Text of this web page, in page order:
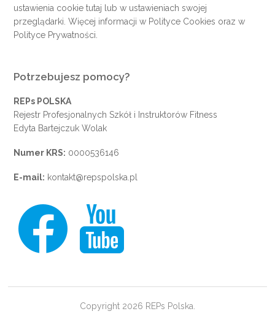
ustawienia cookietutaj lub w ustawieniach swojej
przeglądarki. Więcej informacji w Polityce Cookies oraz w
Polityce Prywatności
Potrzebujesz pomocy?
REPs POLSKA
Rejestr Profesjonalnych Szkół i Instruktorów Fitness
Edyta Bartejczuk Wolak
Numer KRS: 0000536146
E-mail: kontakt@repspolska.pl
Copyright 2026 REPs Polska.